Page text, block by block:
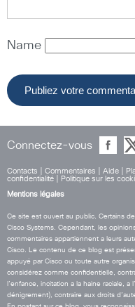
Name
Connectez-vous
Contacts Commentaires Aide
confidentialité
Politique sur les
Mentions légales
Ce site est ouvert au public. Certains
Cisco Systems. Cependant, les
commentaires appartiennent a leurs
Cisco. Le contenu de ce blog est
appuyé par Cisco ou toute autre
considérez comme confidentielle,
l’enfance, incitation a la haine raciale,
dénigrement), contraire aux droits